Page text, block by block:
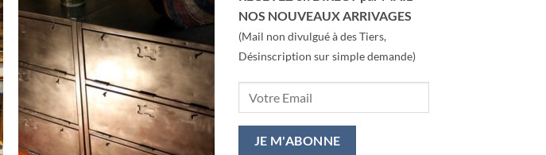
RUPTURE DE STOCK
NOS NOUVEAUX ARRIVAGES
(Mail non divulgué à des Tiers,
Désinscription sur simple demande)